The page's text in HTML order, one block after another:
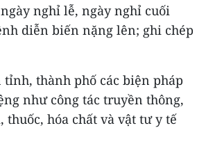
nghỉ lễ, ngày nghỉ cuối
diễn biến nặng lên; ghi chép
thành phố các biện pháp
như công tác truyền thông,
hóa chất và vật tư y tế